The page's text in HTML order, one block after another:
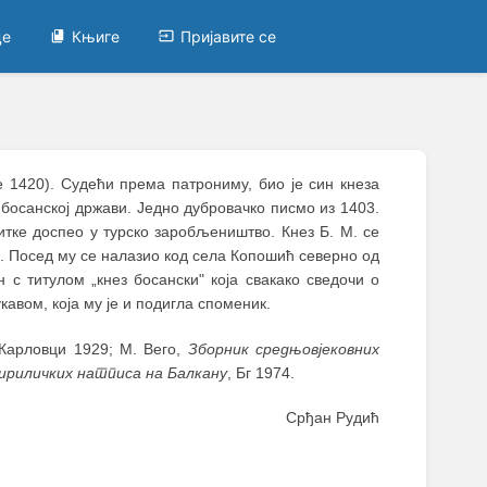
Књиге Пријавите се
Судећи према патрониму, био је син кнеза
држави. Једно дубровачко писмо из 1403.
доспео у турско заробљеништво. Кнез Б. М. се
Посед му се налазио код села Копошић северно од
титулом „кнез босански" која свакако сведочи о
која му је и подигла споменик.
1929; М. Вего, Зборник средњовјековних
натписа на Балкану, Бг 1974.
Срђан Рудић